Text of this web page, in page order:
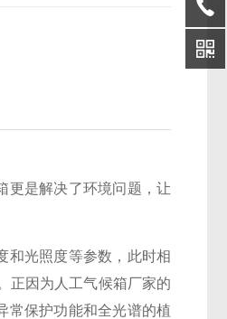
更是解决了环境问题，让
光照度等参数，此时相
正因为人工气候箱厂家的
常保护功能和全光谱的植